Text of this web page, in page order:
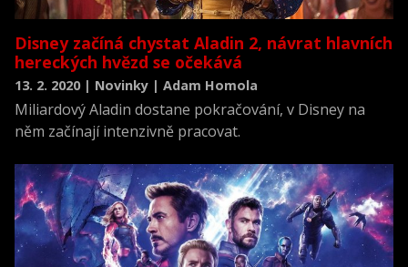
Disney začíná chystat Aladin 2, návrat hlavních
hereckých hvězd se očekává
13. 2. 2020 | Novinky | Adam Homola
Miliardový Aladin dostane pokračování, v Disney na
něm začínají intenzivně pracovat.